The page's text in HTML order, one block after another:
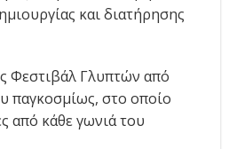
και διατήρησης
Φεστιβάλ Γλυπτών από
παγκοσμίως, στο οποίο
από κάθε γωνιά του